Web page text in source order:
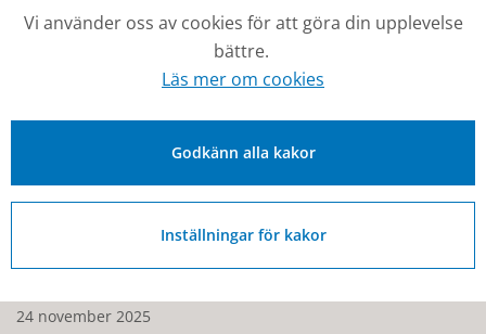
personer utsedda av kommunen och elever i
kommunens grund- och gymnasieskolor vid skol-
och/eller praktikresor i kommunens regi.
Hjo kommun har en kollektiv olycksfallsförsäkring som
gäller för olycksfallsskada som inträffar under ordinarie
24 november 2025
Vi använder oss av cookies för att göra din upplevelse
bättre.
Läs mer om cookies
Godkänn alla kakor
Inställningar för kakor